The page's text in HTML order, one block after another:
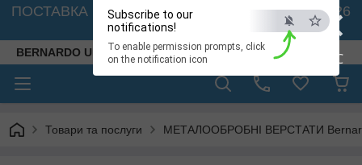
×
ESC
Subscribe to our
notifications!
To enable permission prompts, click
on the notification icon
ПОСТАВКА ВЕРСТАТІВ З АВСТРІЇ - 🚛 26.08. 2026
🚛
BERNARDO UKRAINE
Товари та послуги МЕТАЛООБРОБНІ ВЕРСТАТИ